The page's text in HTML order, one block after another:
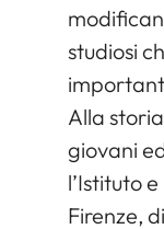
studiosi
Alla
giovani
l’Istituto
Firenze,